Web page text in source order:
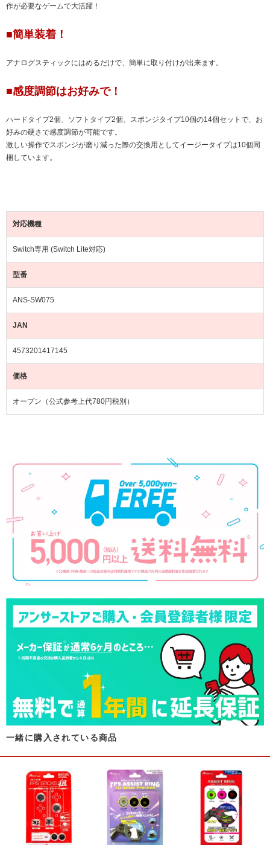
作が必要なゲームで大活躍！
■簡単装着！
アナログスティックにはめるだけで、簡単に取り付けが出来ます。
■感度調節はお好みで！
ハードタイプ2個、ソフトタイプ2個、スポンジタイプ10個の14個セットで、お
好みの硬さで感度調節が可能です。
激しい操作でスポンジが磨り減った際の交換用としてイージータイプは10個同
梱しています。
対応機種
Switch専用 (Switch Lite対応)
型番
ANS-SW075
JAN
4573201417145
価格
オープン（公式参考上代780円税別）
一緒に購入されている商品